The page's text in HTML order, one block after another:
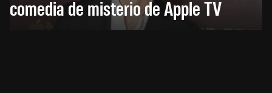
comedia de misterio de Apple TV